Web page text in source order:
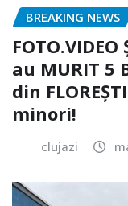
BREAKING NEWS
au MURIT 5
din
minori!
clujazi